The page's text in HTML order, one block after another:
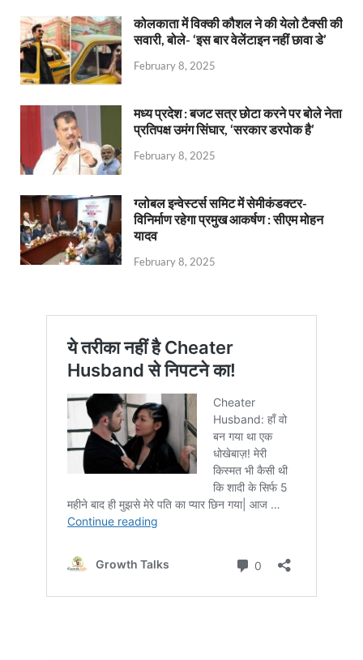
कोलकाता में विक्की कौशल ने की येलो टैक्सी की
सवारी, बोले- ‘इस बार वेलेंटाइन नहीं छावा डे’
February 8, 2025
मध्य प्रदेश : बजट सत्र छोटा करने पर बोले नेता
प्रतिपक्ष उमंग सिंघार, ‘सरकार डरपोक है’
February 8, 2025
ग्लोबल इन्वेस्टर्स समिट में सेमीकंडक्टर-
विनिर्माण रहेगा प्रमुख आकर्षण : सीएम मोहन
यादव
February 8, 2025